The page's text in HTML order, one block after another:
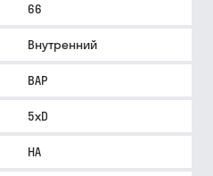
66
Внутренний
BAP
5xD
HA